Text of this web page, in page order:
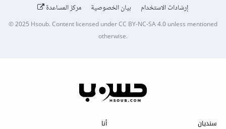
إرشادات الاستخدام
بيان الخصوصية مركز المساعدة
© 2025Hsoub.Content licensed underCC BY-NC-SA 4.0unless mentioned
otherwise.